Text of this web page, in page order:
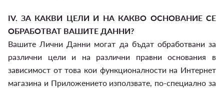
IV. ЗА КАКВИ ЦЕЛИ И НА КАКВО ОСНОВАНИЕ СЕ
ОБРАБОТВАТ ВАШИТЕ ДАННИ?
Вашите Лични Данни могат да бъдат обработвани за
различни цели и на различни правни основания в
зависимост от това кои функционалности на Интернет
магазина и Приложението използвате, по-специално за